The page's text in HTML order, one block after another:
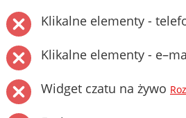
Klikalne elementy -
Klikalne elementy -
Widget czatu na żywo